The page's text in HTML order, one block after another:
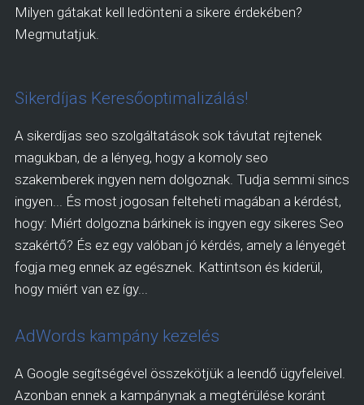
Milyen gátakat kell ledönteni a sikere érdekében?
Megmutatjuk.
Sikerdíjas Keresőoptimalizálás!
A sikerdíjas seo szolgáltatások sok távutat rejtenek
magukban, de a lényeg, hogy a komoly seo
szakemberek ingyen nem dolgoznak. Tudja semmi sincs
ingyen... És most jogosan felteheti magában a kérdést,
hogy: Miért dolgozna bárkinek is ingyen egy sikeres Seo
szakértő? És ez egy valóban jó kérdés, amely a lényegét
fogja meg ennek az egésznek. Kattintson és kiderül,
hogy miért van ez így...
AdWords kampány kezelés
A Google segítségével összekötjük a leendő ügyfeleivel.
Azonban ennek a kampánynak a megtérülése koránt